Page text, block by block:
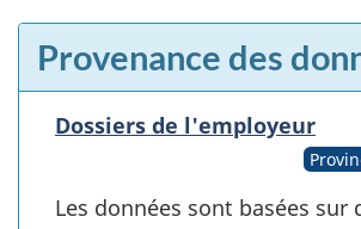
Provenance des
Dossiers de l'employeur
Les données sont basées sur